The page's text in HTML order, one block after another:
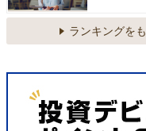
ランキングを